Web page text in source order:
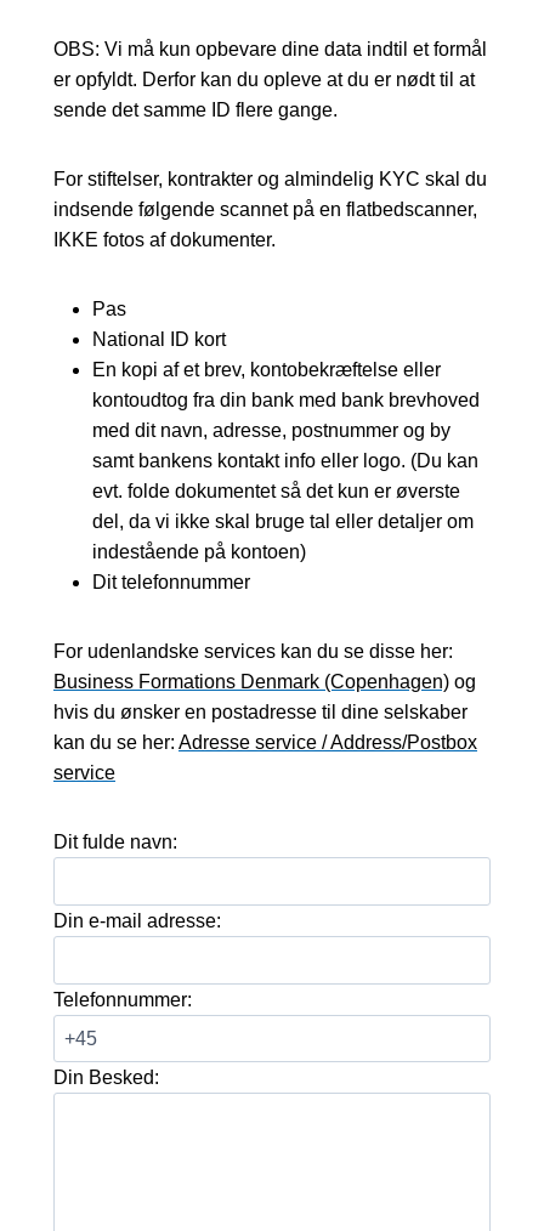
OBS: Vi må kun opbevare dine data indtil et formål
er opfyldt. Derfor kan du opleve at du er nødt til at
sende det samme ID flere gange.
For stiftelser, kontrakter og almindelig KYC skal du
indsende følgende scannet på en flatbedscanner,
IKKE fotos af dokumenter.
Pas
National ID kort
En kopi af et brev, kontobekræftelse eller
kontoudtog fra din bank med bank brevhoved
med dit navn, adresse, postnummer og by
samt bankens kontakt info eller logo. (Du kan
evt. folde dokumentet så det kun er øverste
del, da vi ikke skal bruge tal eller detaljer om
indestående på kontoen)
Dit telefonnummer
For udenlandske services kan du se disse her:
Business Formations Denmark (Copenhagen) og
hvis du ønsker en postadresse til dine selskaber
kan du se her: Adresse service / Address/Postbox
service
Dit fulde navn:
Din e-mail adresse:
Telefonnummer:
Din Besked: